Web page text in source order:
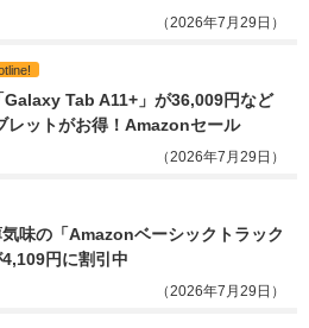
（2026年7月29日）
Galaxy Tab A11+」が36,009円など
レットがお得！Amazonセール
（2026年7月29日）
気味の「Amazonベーシックトラック
円に割引中
（2026年7月29日）